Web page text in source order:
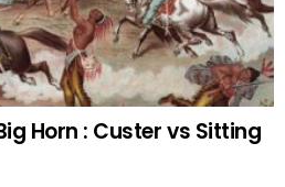
Horn : Custer vs Sitting